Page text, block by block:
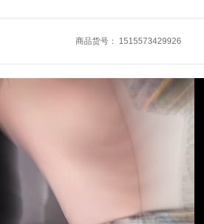
商品货号 ： 1515573429926